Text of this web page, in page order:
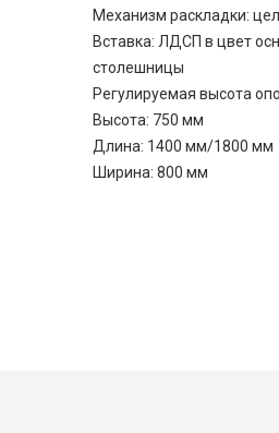
Механизм раскладки:
Вставка: ЛДСП в цвет
столешницы
Регулируемая высота
Высота: 750 мм
Длина: 1400 мм/1800 мм
Ширина: 800 мм